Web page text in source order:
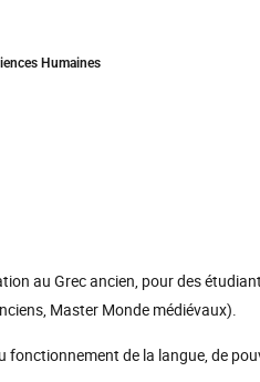
Humaines
au Grec ancien, pour des
Master Monde médiévaux).
fonctionnement de la langue, de